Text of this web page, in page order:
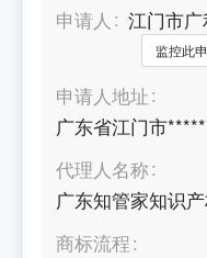
申请人
江门市
监控此
申请人地址
广东省江门市
代理人名称
广东知管家知识
商标流程